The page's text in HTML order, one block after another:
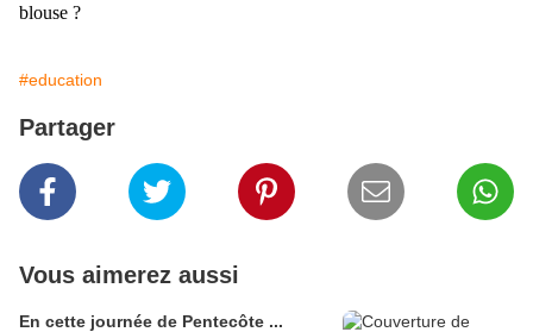
blouse ?
#education
Partager
Vous aimerez aussi
En cette journée de Pentecôte ...